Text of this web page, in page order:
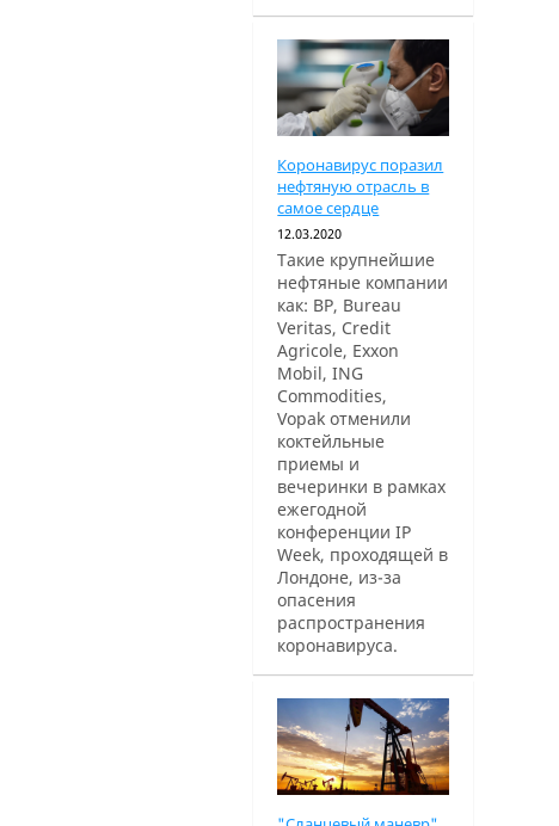
Коронавирус поразил
нефтяную отрасль в
самое сердце
12.03.2020
Такие крупнейшие
нефтяные компании
как: BP, Bureau
Veritas, Credit
Agricole, Exxon
Mobil, ING
Commodities,
Vopakотменили
коктейльные
приемы и
вечеринки в рамках
ежегодной
конференции IP
Week, проходящей в
Лондоне, из-за
опасения
распространения
коронавируса.